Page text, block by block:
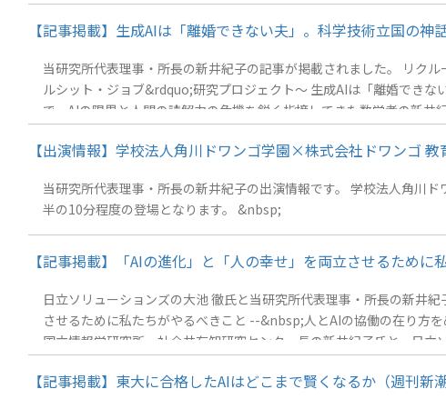
62,000名 &nbsp; &nbsp; &nbsp;
【記事掲載】生成AIは「離婚できない夫」。科学技術立国の
当研究所代表理事・所長の新井紀子の記事が掲載されました。 リ
ルシット・ジョブ&rdquo;研究プロジェクト～ 生成AIは「離婚でき
で、AIの限界と人間の読解力の危機を鋭く指摘してきた数学者の新
その根底には、官民に深く根を張る「科学技術立国」という名の神
【出演情報】学校法人角川ドワンゴ学園×株式会社ドワンゴ 教
当研究所代表理事・所長の新井紀子の出演情報です。 学校法人角川
半の10分程度の登場となります。 &nbsp;
【記事掲載】「AIの進化」と「人の幸せ」を両立させるため
日立ソリューションズの大池 徹氏と当研究所代表理事・所長の新井
させるために私たちがやるべきこと --&nbsp;人とAIの協働の在り方
国立情報学研究所・社会共有知研究センター長の新井紀子氏と、日
力がないということですが、この場合の読解力は「小説を読んで作
【記事掲載】東大に合格したAIはどこまで賢くなるか（週刊